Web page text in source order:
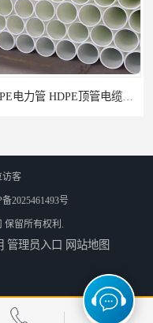
HDPE钢丝骨架管 HDPE给水管自来水管饮用水管
Pe给水管电话 支持送货上门
访客
2025461493号
保留所有权利.
管理员入口 网站地图